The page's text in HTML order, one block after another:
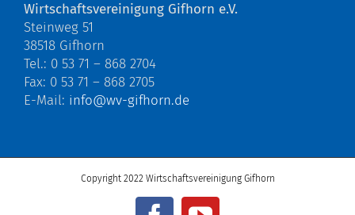
Wirtschaftsvereinigung Gifhorn e.V.
Steinweg 51
38518 Gifhorn
Tel.: 0 53 71 – 868 2704
Fax: 0 53 71 – 868 2705
E-Mail: info@wv-gifhorn.de
Copyright 2022 Wirtschaftsvereinigung Gifhorn